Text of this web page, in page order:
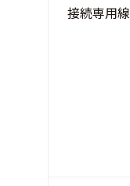
接続専用線